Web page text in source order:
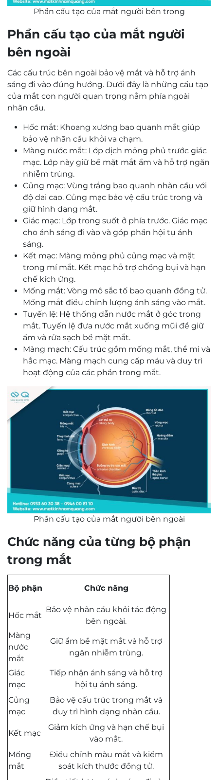
Phần cấu tạo của mắt người bên trong
Phần cấu tạo của mắt người
bên ngoài
Các cấu trúc bên ngoài bảo vệ mắt và hỗ trợ ánh
sáng đi vào đúng hướng. Dưới đây là những cấu tạo
của mắt con người quan trọng nằm phía ngoài
nhãn cầu.
Hốc mắt: Khoang xương bao quanh mắt giúp
bảo vệ nhãn cầu khỏi va chạm.
Màng nước mắt: Lớp dịch mỏng phủ trước giác
mạc. Lớp này giữ bề mặt mắt ẩm và hỗ trợ ngăn
nhiễm trùng.
Củng mạc: Vùng trắng bao quanh nhãn cầu với
độ dai cao. Củng mạc bảo vệ cấu trúc trong và
giữ hình dạng mắt.
Giác mạc: Lớp trong suốt ở phía trước. Giác mạc
cho ánh sáng đi vào và góp phần hội tụ ánh
sáng.
Kết mạc: Màng mỏng phủ củng mạc và mặt
trong mí mắt. Kết mạc hỗ trợ chống bụi và hạn
chế kích ứng.
Mống mắt: Vòng mô sắc tố bao quanh đồng tử.
Mống mắt điều chỉnh lượng ánh sáng vào mắt.
Tuyến lệ: Hệ thống dẫn nước mắt ở góc trong
mắt. Tuyến lệ đưa nước mắt xuống mũi để giữ
ẩm và rửa sạch bề mặt mắt.
Màng mạch: Cấu trúc gồm mống mắt, thể mi và
hắc mạc. Màng mạch cung cấp máu và duy trì
hoạt động của các phần trong mắt.
Phần cấu tạo của mắt người bên ngoài
Chức năng của từng bộ phận
trong mắt
Bộ phận Chức năng
Hốc mắt
Bảo vệ nhãn cầu khỏi tác động
bên ngoài.
Màng
nước
mắt
Giữ ẩm bề mặt mắt và hỗ trợ
ngăn nhiễm trùng.
Giác
mạc
Tiếp nhận ánh sáng và hỗ trợ
hội tụ ánh sáng.
Củng
mạc
Bảo vệ cấu trúc trong mắt và
duy trì hình dạng nhãn cầu.
Kết mạc
Giảm kích ứng và hạn chế bụi
vào mắt.
Mống
mắt
Điều chỉnh màu mắt và kiểm
soát kích thước đồng tử.